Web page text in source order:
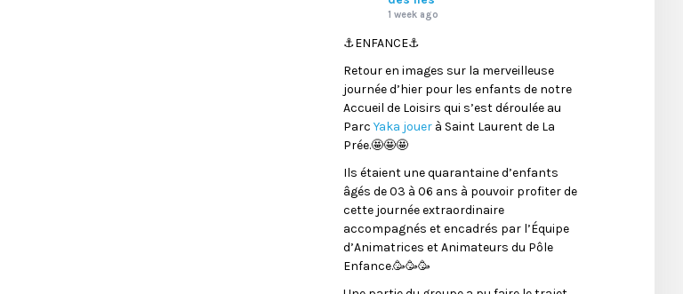
1 week ago
⚓️ENFANCE⚓️
Retour en images sur la merveilleuse
journée d’hier pour les enfants de notre
Accueil de Loisirs qui s’est déroulée au
Parc Yaka jouer à Saint Laurent de La
Prée.🤩🤩🤩
Ils étaient une quarantaine d’enfants
âgés de 03 à 06 ans à pouvoir profiter de
cette journée extraordinaire
accompagnés et encadrés par l’Équipe
d’Animatrices et Animateurs du Pôle
Enfance.🥳🥳🥳